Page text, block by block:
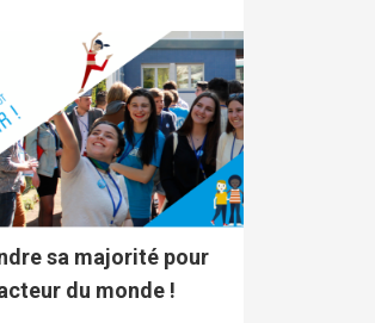
sa majorité pour
du monde !